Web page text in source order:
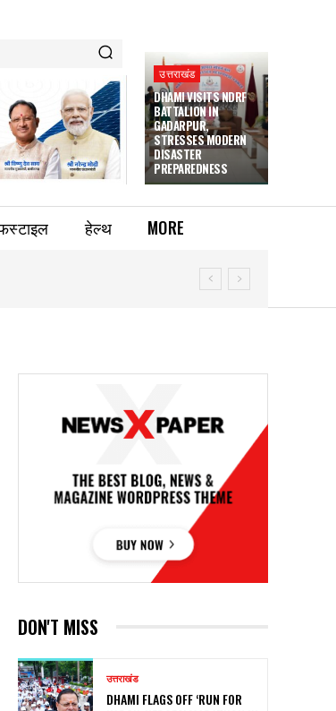
उत्तराखंड
DHAMI VISITS NDRF
BATTALION IN
GADARPUR,
STRESSES MODERN
DISASTER
PREPAREDNESS
हेल्थ MORE
DON'T MISS
उत्तराखंड
DHAMI FLAGS OFF ‘RUN FOR